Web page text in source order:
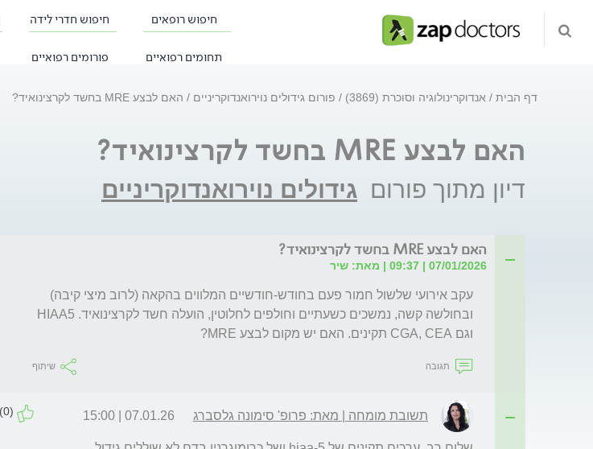
חיפוש רופאים חיפוש חדרי לידה
תחומים רפואיים פורומים רפואיים
דף הבית אנדוקרינולוגיה וסוכרת (3869) פורום גידולים נוירואנדוקריניים האם לבצע MRE בחשד לקרצינואיד?
האם לבצע MRE בחשד לקרצינואיד?
דיון מתוך פורום גידולים נוירואנדוקריניים
האם לבצע MRE בחשד לקרצינואיד?
07/01/2026 | 09:37 | מאת: שיר
וגם CGA, CEA תקינים. האם יש מקום לבצע MRE?
תגובה שיתוף
תשובת מומחה | מאת: פרופ' סימונה גלסברג 07.01.26 | 15:00
(0)